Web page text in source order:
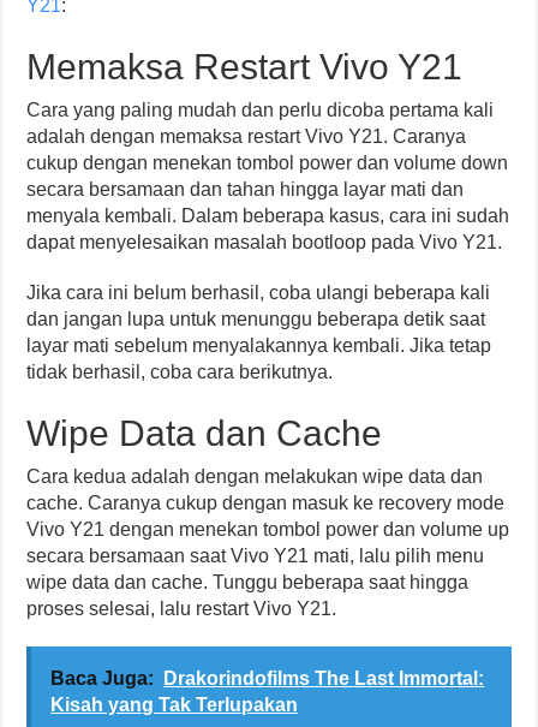
Y21:
Memaksa Restart Vivo Y21
Cara yang paling mudah dan perlu dicoba pertama kali
adalah dengan memaksa restart Vivo Y21. Caranya
cukup dengan menekan tombol power dan volume down
secara bersamaan dan tahan hingga layar mati dan
menyala kembali. Dalam beberapa kasus, cara ini sudah
dapat menyelesaikan masalah bootloop pada Vivo Y21.
Jika cara ini belum berhasil, coba ulangi beberapa kali
dan jangan lupa untuk menunggu beberapa detik saat
layar mati sebelum menyalakannya kembali. Jika tetap
tidak berhasil, coba cara berikutnya.
Wipe Data dan Cache
Cara kedua adalah dengan melakukan wipe data dan
cache. Caranya cukup dengan masuk ke recovery mode
Vivo Y21 dengan menekan tombol power dan volume up
secara bersamaan saat Vivo Y21 mati, lalu pilih menu
wipe data dan cache. Tunggu beberapa saat hingga
proses selesai, lalu restart Vivo Y21.
Baca Juga:
Drakorindofilms The Last Immortal:
Kisah yang Tak Terlupakan